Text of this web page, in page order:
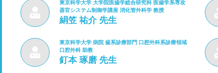
東京科学大学 大学院医歯学総合研究科 医歯学系専攻
器官システム制御学講座 消化管外科学 教授
絹笠 祐介 先生
東京科学大学 病院 歯系診療部門 口腔外科系診療領域
口腔外科 助教
釘本 琢磨 先生